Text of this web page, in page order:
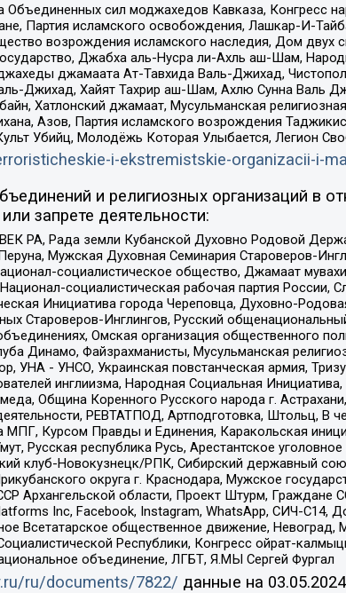
сил моджахедов Кавказа, Конгресс
Партия исламского освобождения, Лашкар-И-
возрождения исламского наследия, Дом
Джабха аль-Нусра ли-Ахль аш-Шам,
джамаата Ат-Тавхида Валь-Джихад,
Джихад, Хайят Тахрир аш-Шам, Ахлю Сунна Валь
Хатлонский джамаат, Мусульманская
Азов, Партия исламского возрождения
Убийц, Молодёжь Которая Улыбается, Легион
i-ekstremistskie-organizacii-i-
и религиозных организаций в
запрете деятельности:
РА, Рада земли Кубанской Духовно Родовой
Мужская Духовная Семинария Староверов-
социалистическое общество, Джамаат
социалистическая рабочая партия
Инициатива города Череповца, Духовно-
Староверов-Инглингов, Русский
Омская организация общественного
Динамо, Файзрахманисты, Мусульманская
УНА - УНСО, Украинская повстанческая армия,
инглиизма, Народная Социальная
Община Коренного Русского народа г.
РЕВТАТПОД, Артподготовка, Штольц,
Курсом Правды и Единения, Каракольская
Русская республика Русь, Арестантское
клуб-Новокузнецк/РПК, Сибирский державный
округа г. Краснодара, Мужское
Архангельской области, Проект Штурм, Граждане
Inc, Facebook, Instagram, WhatsApp, СИЧ-С14,
Всетатарское общественное движение,
Республики, Конгресс ойрат-
объединение, ЛГБТ, Я.МЫ Сергей Фургал
ru/documents/7822/ данные на 03.05.2024